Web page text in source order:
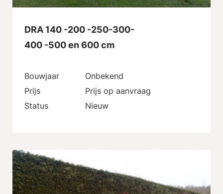
DRA 140 -200 -250-300-
400 -500 en 600 cm
Bouwjaar
Onbekend
Prijs
Prijs op aanvraag
Status
Nieuw